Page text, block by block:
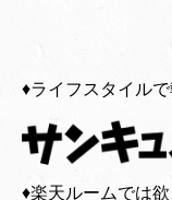
♦︎ライフスタイルで
♦︎楽天ルームでは